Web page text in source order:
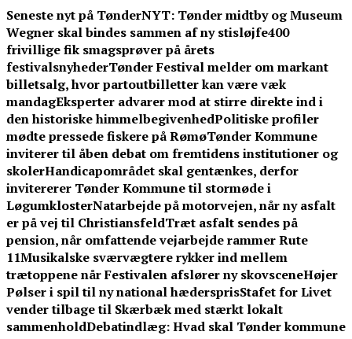
Skip
to
content
Seneste nyt på TønderNYT: Tønder midtby og Museum
Wegner skal bindes sammen af ny stisløjfe400
frivillige fik smagsprøver på årets
festivalsnyhederTønder Festival melder om markant
billetsalg, hvor partoutbilletter kan være væk
mandagEksperter advarer mod at stirre direkte ind i
den historiske himmelbegivenhedPolitiske profiler
mødte pressede fiskere på RømøTønder Kommune
inviterer til åben debat om fremtidens institutioner og
skolerHandicapområdet skal gentænkes, derfor
invitererer Tønder Kommune til stormøde i
LøgumklosterNatarbejde på motorvejen, når ny asfalt
er på vej til ChristiansfeldTræt asfalt sendes på
pension, når omfattende vejarbejde rammer Rute
11Musikalske sværvægtere rykker ind mellem
trætoppene når Festivalen afslører ny skovsceneHøjer
Pølser i spil til ny national hædersprisStafet for Livet
vender tilbage til Skærbæk med stærkt lokalt
sammenholdDebatindlæg: Hvad skal Tønder kommune